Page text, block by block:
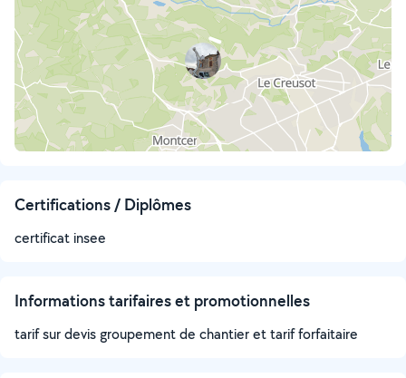
Certifications / Diplômes
certificat insee
Informations tarifaires et promotionnelles
tarif sur devis groupement de chantier et tarif forfaitaire